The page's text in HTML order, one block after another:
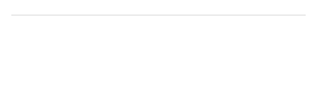
најголемите имиња во македонската културна и